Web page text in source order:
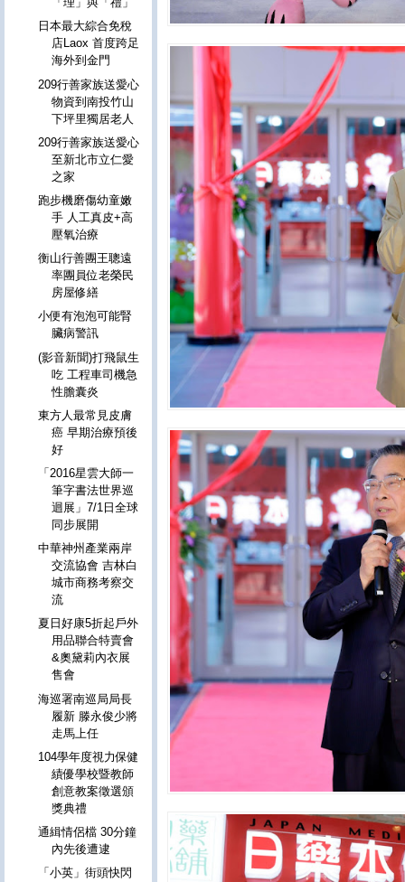
日本最大綜合免稅
店Laox 首度跨足
海外到金門
209行善家族送愛心
物資到南投竹山
下坪里獨居老人
209行善家族送愛心
至新北市立仁愛
之家
跑步機磨傷幼童嫩
手 人工真皮+高
壓氧治療
衡山行善團王聰遠
率團員位老榮民
房屋修繕
小便有泡泡可能腎
臟病警訊
(影音新聞)打飛鼠生
吃 工程車司機急
性膽囊炎
東方人最常見皮膚
癌 早期治療預後
好
「2016星雲大師一
筆字書法世界巡
迴展」7/1日全球
同步展開
中華神州產業兩岸
交流協會 吉林白
城市商務考察交
流
夏日好康5折起戶外
用品聯合特賣會
&奧黛莉內衣展
售會
海巡署南巡局局長
履新 滕永俊少將
走馬上任
104學年度視力保健
績優學校暨教師
創意教案徵選頒
獎典禮
通緝情侶檔 30分鐘
內先後遭逮
「小英」街頭快閃